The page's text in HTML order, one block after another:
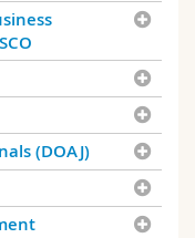
(DOAJ)